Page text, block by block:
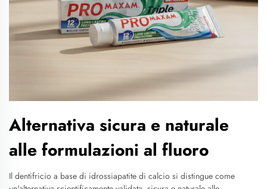
Alternativa sicura e naturale
alle formulazioni al fluoro
Il dentifricio a base di idrossiapatite di calcio si distingue come